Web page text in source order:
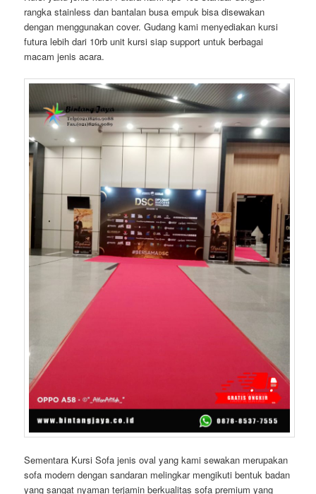
rangka stainless dan bantalan busa empuk bisa disewakan
dengan menggunakan cover. Gudang kami menyediakan kursi
futura lebih dari 10rb unit kursi siap support untuk berbagai
macam jenis acara.
Sementara Kursi Sofa jenis oval yang kami sewakan merupakan
sofa modern dengan sandaran melingkar mengikuti bentuk badan
yang sangat nyaman terjamin berkualitas sofa premium yang